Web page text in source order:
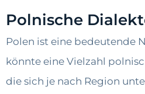
Polnische
Polen ist eine bedeutende
könnte eine Vielzahl
die sich je nach Region